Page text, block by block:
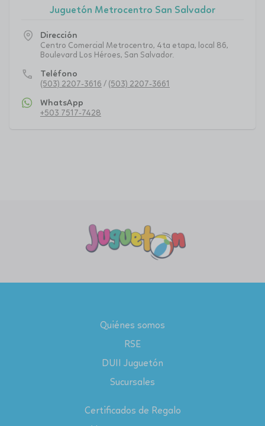
Juguetón Metrocentro San Salvador
Dirección
Centro Comercial Metrocentro, 4ta etapa, local 86,
Boulevard Los Héroes, San Salvador.
call Teléfono
(503) 2207-3616 / (503) 2207-3661
WhatsApp
+503 7517-7428
Quiénes somos
RSE
DUII Juguetón
Sucursales
Certificados de Regalo